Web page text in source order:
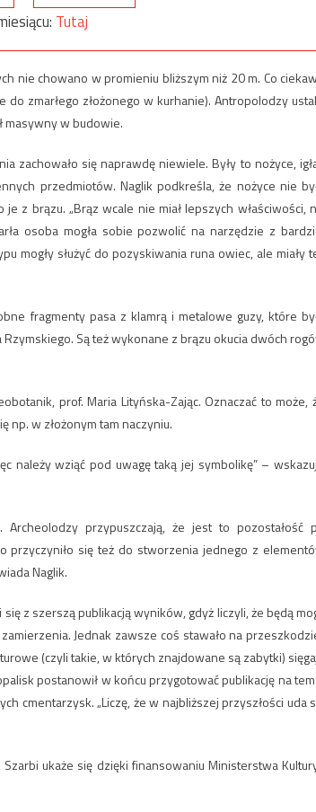
Tutaj
nie chowano w promieniu bliższym niż 20 m. Co
zmarłego złożonego w kurhanie). Antropolodzy
masywny w budowie.
zachowało się naprawdę niewiele. Były to nożyce,
przedmiotów. Naglik podkreśla, że nożyce nie
z brązu. „Brąz wcale nie miał lepszych właściwości,
osoba mogła sobie pozwolić na narzędzie z
mogły służyć do pozyskiwania runa owiec, ale miały
fragmenty pasa z klamrą i metalowe guzy, które
Są też wykonane z brązu okucia dwóch
prof. Maria Lityńska-Zając. Oznaczać to może,
np. w złożonym tam naczyniu.
należy wziąć pod uwagę taką jej symbolikę” –
przypuszczają, że jest to pozostałość
przyczyniło się też do stworzenia jednego z
Naglik.
z szerszą publikacją wyników, gdyż liczyli, że będą
Jednak zawsze coś stawało na
(czyli takie, w których znajdowane są zabytki)
postanowił w końcu przygotować publikację na
cmentarzysk. „Liczę, że w najbliższej przyszłości uda
ukaże się dzięki finansowaniu Ministerstwa